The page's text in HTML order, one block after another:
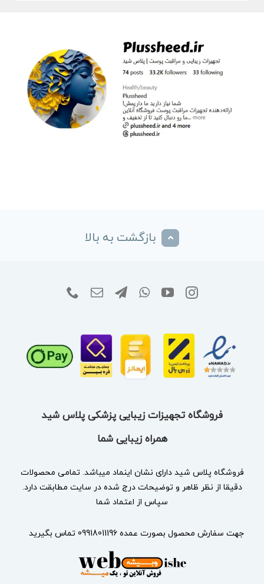
بازگشت به بالا
فروشگاه تجهیزات زیبایی پزشکی پلاس شید
همراه زیبایی شما
فروشگاه پلاس شید دارای نشان اینماد میباشد. تمامی محصولات
دقیقا از نظر ظاهر و توضیحات درج شده در سایت مطابقت دارد.
سپاس از اعتماد شما
جهت سفارش محصول بصورت عمده 09918011196 تماس بگیرید